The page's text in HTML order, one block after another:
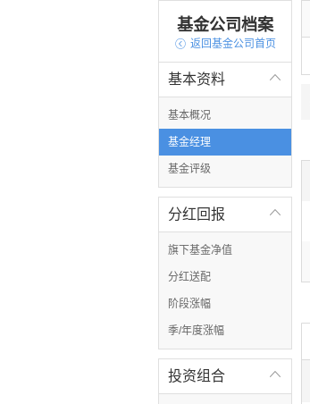
基金公司档案
 返回基金公司首页

基本资料
基本概况
基金经理
基金评级

分红回报
旗下基金净值
分红送配
阶段涨幅
季/年度涨幅

投资组合